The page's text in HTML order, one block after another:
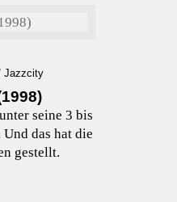
Jazzcity
seine 3 bis
das hat die
gestellt.